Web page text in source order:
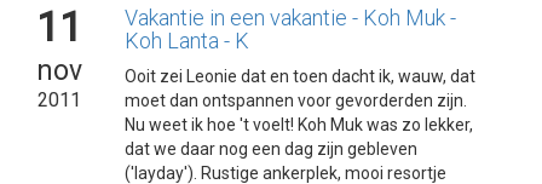
11
nov
2011
Vakantie in een vakantie - Koh Muk -
Koh Lanta - K
Ooit zei Leonie dat en toen dacht ik, wauw, dat
moet dan ontspannen voor gevorderden zijn.
Nu weet ik hoe 't voelt! Koh Muk was zo lekker,
dat we daar nog een dag zijn gebleven
('layday'). Rustige ankerplek, mooi resortje